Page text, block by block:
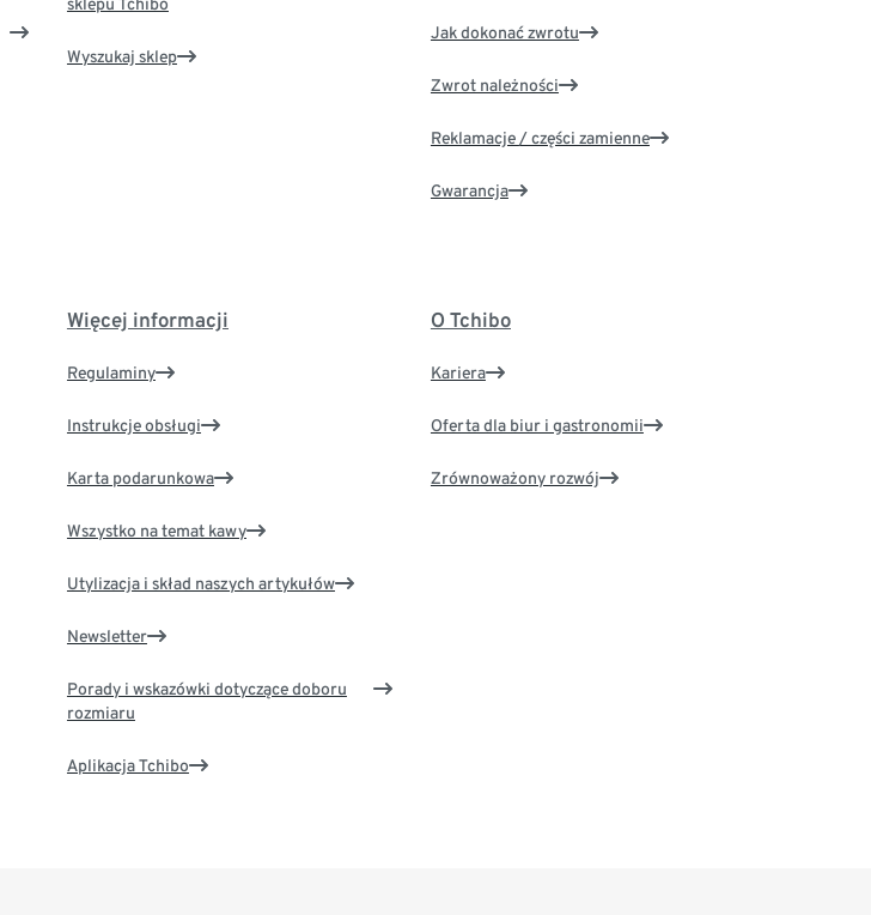
Wyszukaj sklep
Jak dokonać zwrotu
Zwrot należności
Reklamacje / części zamienne
Gwarancja
Więcej informacji
Regulaminy
Instrukcje obsługi
Karta podarunkowa
Wszystko na temat kawy
Utylizacja i skład naszych artykułów
Newsletter
Porady i wskazówki dotyczące doboru
rozmiaru
Aplikacja Tchibo
O Tchibo
Kariera
Oferta dla biur i gastronomii
Zrównoważony rozwój